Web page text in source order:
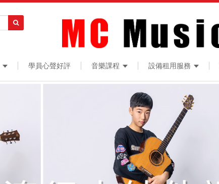
學員心聲好評 音樂課程 設備租用服務